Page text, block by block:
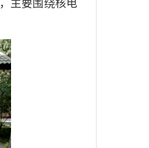
主要围绕核电